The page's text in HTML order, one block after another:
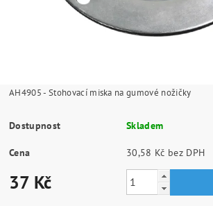
AH4905 - Stohovací miska na gumové nožičky
Dostupnost Skladem
Cena 30,58 Kč bez DPH
37 Kč